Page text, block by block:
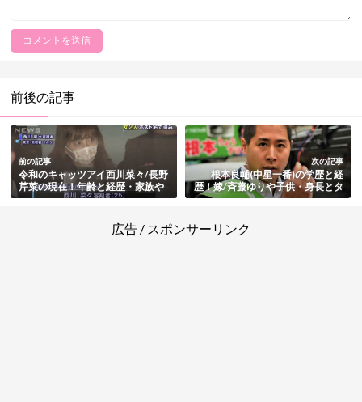
前後の記事
前の記事
令和のキャッツアイ西川菜々/長野
芹菜の現在！年齢と経歴・家族や
結婚・事件と判決まとめ
次の記事
根本良輔(中星一番)の学歴と経
歴！嫁/斉藤ゆりや子供・身長とタ
トゥー・男優の過去・つばさの党
広告 / スポンサーリンク